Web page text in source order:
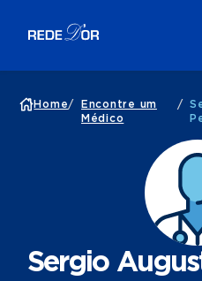
Home/
Encontre um
Médico
/
Sergio